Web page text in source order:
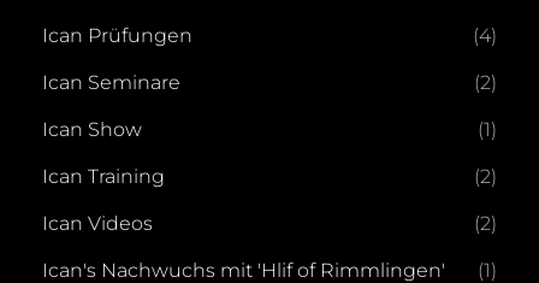
Ican Prüfungen (4)
Ican Seminare (2)
Ican Show (1)
Ican Training (2)
Ican Videos (2)
Ican's Nachwuchs mit 'Hlif of Rimmlingen' (1)